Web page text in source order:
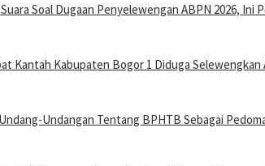
Soal Dugaan Penyelewengan ABPN 2026, Ini
Kantah Kabupaten Bogor 1 Diduga Selewengkan
Undangan Tentang BPHTB Sebagai